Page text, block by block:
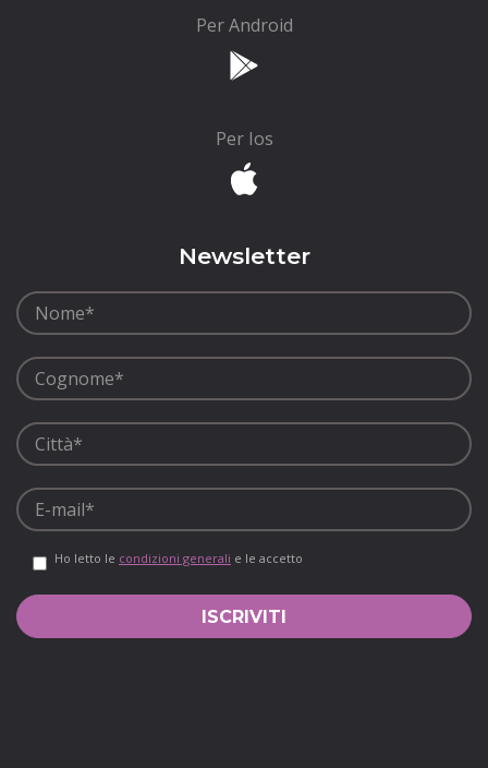
Per Android
Per Ios
Newsletter
Ho letto le condizioni generali e le accetto